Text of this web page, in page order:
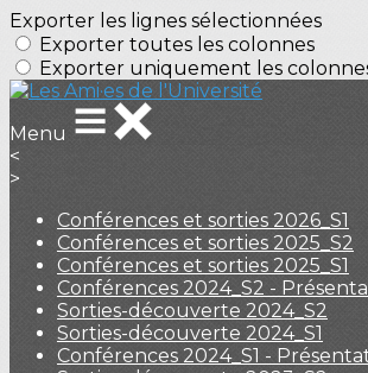
Exporter les lignes sélectionnées
Exporter toutes les colonnes
Exporter uniquement les
Menu
<
>
Conférences et sorties 2026_S1
Conférences et sorties 2025_S2
Conférences et sorties 2025_S1
Conférences 2024_S2 -
Sorties-découverte 2024_S2
Sorties-découverte 2024_S1
Conférences 2024_S1 -